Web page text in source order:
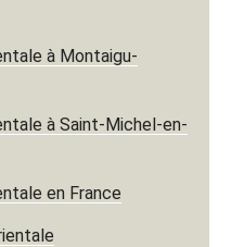
à Montaigu-
à Saint-Michel-en-
en France